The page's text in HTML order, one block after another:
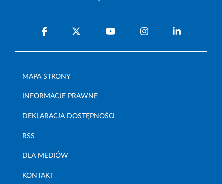
MAPA STRONY
INFORMACJE PRAWNE
DEKLARACJA DOSTĘPNOŚCI
RSS
DLA MEDIÓW
KONTAKT